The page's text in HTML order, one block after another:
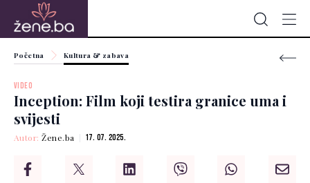
Početna Kultura & zabava
VIDEO
Inception: Film koji testira granice uma i
svijesti
Autor:Žene.ba 17. 07. 2025.